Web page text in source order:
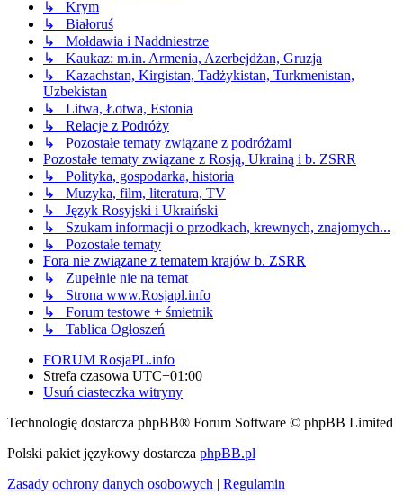
↳ Krym
↳ Białoruś
↳ Mołdawia i Naddniestrze
↳ Kaukaz: m.in. Armenia, Azerbejdżan, Gruzja
↳ Kazachstan, Kirgistan, Tadżykistan, Turkmenistan,
Uzbekistan
↳ Litwa, Łotwa, Estonia
↳ Relacje z Podróży
↳ Pozostałe tematy związane z podróżami
Pozostałe tematy związane z Rosją, Ukrainą i b. ZSRR
↳ Polityka, gospodarka, historia
↳ Muzyka, film, literatura, TV
↳ Język Rosyjski i Ukraiński
↳ Szukam informacji o przodkach, krewnych, znajomych...
↳ Pozostałe tematy
Fora nie związane z tematem krajów b. ZSRR
↳ Zupełnie nie na temat
↳ Strona www.Rosjapl.info
↳ Forum testowe + śmietnik
↳ Tablica Ogłoszeń
FORUM RosjaPL.info
Strefa czasowa UTC+01:00
Usuń ciasteczka witryny
Technologię dostarcza phpBB® Forum Software © phpBB Limited
Polski pakiet językowy dostarcza phpBB.pl
Zasady ochrony danych osobowych | Regulamin